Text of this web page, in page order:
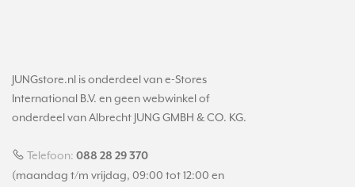
JUNGstore.nl is onderdeel van e-Stores
International B.V. en geen webwinkel of
onderdeel van Albrecht JUNG GMBH & CO. KG.
Telefoon: 088 28 29 370
(maandag t/m vrijdag, 09:00 tot 12:00 en